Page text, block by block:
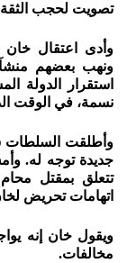
تصويت لحجب الثقة
وأدى اعتقال خان
ونهب بعضهم
نسمة، في الوقت
وأطلقت السلطات
جديدة توجه له.
تتعلق بمقتل
اتهامات تحريض
مخالفات.